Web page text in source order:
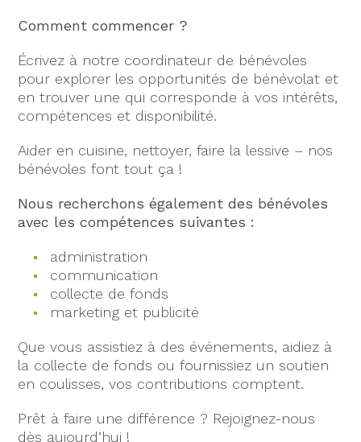
Comment commencer ?
Écrivez à notre coordinateur de bénévoles
pour explorer les opportunités de bénévolat et
en trouver une qui corresponde à vos intérêts,
compétences et disponibilité.
Aider en cuisine, nettoyer, faire la lessive – nos
bénévoles font tout ça !
Nous recherchons également des bénévoles
avec les compétences suivantes :
administration
communication
collecte de fonds
marketing et publicité
Que vous assistiez à des événements, aidiez à
la collecte de fonds ou fournissiez un soutien
en coulisses, vos contributions comptent.
Prêt à faire une différence ? Rejoignez-nous
dès aujourd’hui !